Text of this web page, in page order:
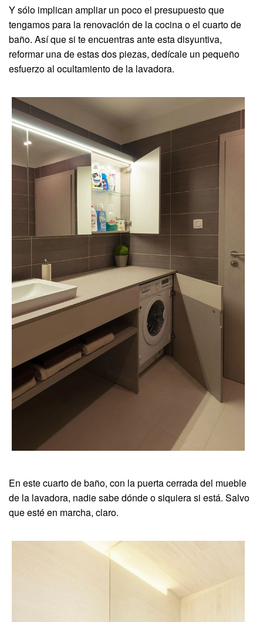
Y sólo implican ampliar un poco el presupuesto que
tengamos para la renovación de la cocina o el cuarto de
baño. Así que si te encuentras ante esta disyuntiva,
reformar una de estas dos piezas, dedícale un pequeño
esfuerzo al ocultamiento de la lavadora.
En este cuarto de baño, con la puerta cerrada del mueble
de la lavadora, nadie sabe dónde o siquiera si está. Salvo
que esté en marcha, claro.